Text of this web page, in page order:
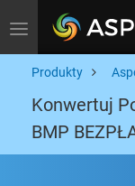
Toggle navigation
Produkty
Konwertuj
BMP